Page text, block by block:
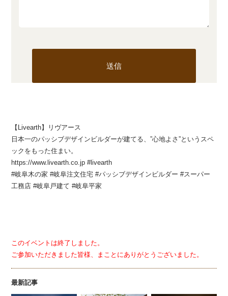
【Livearth】リヴアース
日本一のパッシブデザインビルダーが建てる、”心地よさ”というスペ
ックをもった住まい。
https://www.livearth.co.jp #livearth
#岐阜木の家 #岐阜注文住宅 #パッシブデザインビルダー #スーパー
工務店 #岐阜戸建て #岐阜平家
このイベントは終了しました。
ご参加いただきました皆様、まことにありがとうございました。
最新記事